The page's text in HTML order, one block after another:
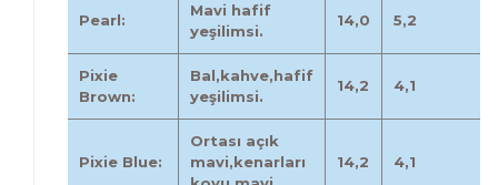
Pearl:
Mavi hafif
yeşilimsi.
14,0 5,2
Pixie
Brown:
Bal,kahve,hafif
yeşilimsi.
14,2 4,1
Pixie Blue:
Ortası açık
mavi,kenarları
14,2 4,1